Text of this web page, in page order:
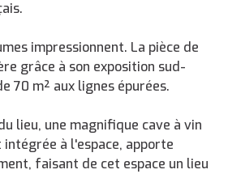
impressionnent. La pièce de
grâce à son exposition sud-
70 m² aux lignes épurées.
lieu, une magnifique cave à vin
à l'espace, apporte
faisant de cet espace un lieu